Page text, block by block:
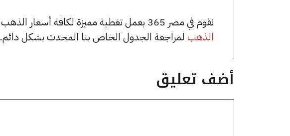
نقوم في مصر 365 بعمل تغطية مميزة لكافة أسعار الذهب في مصر، يمكنك الاطلاع على صفحة
الذهب لمراجعة الجدول الخاص بنا المحدث بشكل دائم.
أضف تعليق